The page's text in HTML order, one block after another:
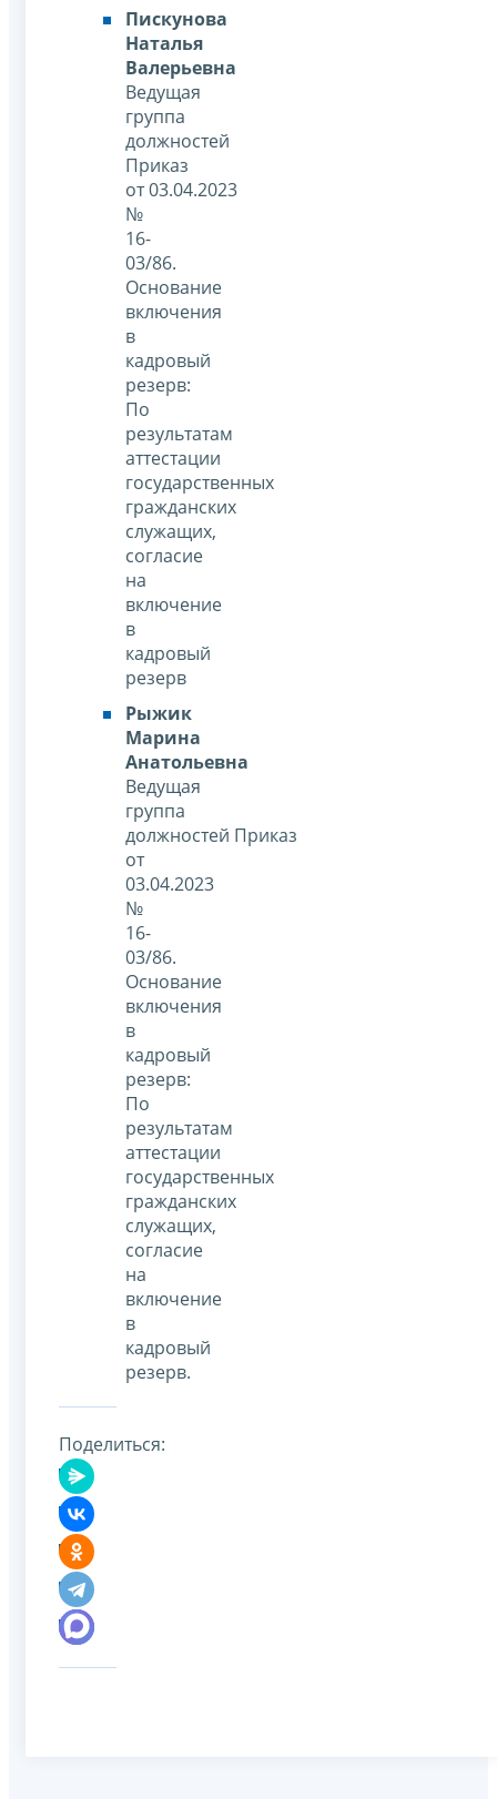
Пискунова
Наталья
Валерьевна
Ведущая
группа
должностей
Приказ
от 03.04.2023
№
16-
03/86.
Основание
включения
в
кадровый
резерв:
По
результатам
аттестации
государственных
гражданских
служащих,
согласие
на
включение
в
кадровый
резерв
Рыжик
Марина
Анатольевна
Ведущая
группа
должностей Приказ
от
03.04.2023
№
16-
03/86.
Основание
включения
в
кадровый
резерв:
По
результатам
аттестации
государственных
гражданских
служащих,
согласие
на
включение
в
кадровый
резерв.
Поделиться: